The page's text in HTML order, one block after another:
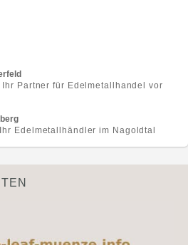
Partner für Edelmetallhandel vor
Edelmetallhändler im Nagoldtal